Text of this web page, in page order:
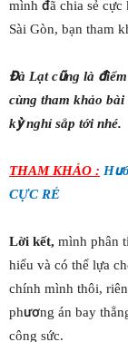
mình đã chia sẻ
Sài Gòn, bạn tham
Đà Lạt cũng là
cùng tham khảo
kỳ nghỉ sắp tới nhé.
THAM KHẢO :
CỰC RẺ
Lời kết, mình phân
hiểu và có thể lựa
chính mình thôi,
phương án bay
công sức.